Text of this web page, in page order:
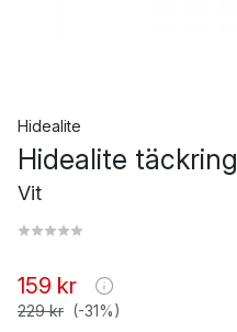
Hidealite
Hidealite
Vit
159 kr
229 kr (-31%)